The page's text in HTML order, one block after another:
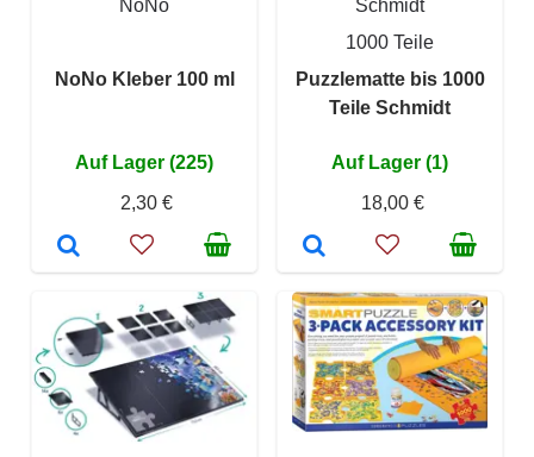
NoNo
NoNo Kleber 100 ml
Auf Lager (225)
2,30 €
Schmidt
1000 Teile
Puzzlematte bis 1000
Teile Schmidt
Auf Lager (1)
18,00 €